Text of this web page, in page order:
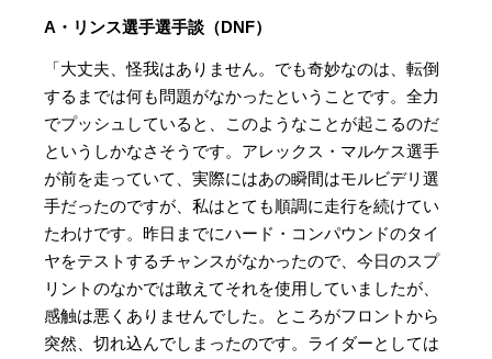
A・リンス選手選手談（DNF）
「大丈夫、怪我はありません。でも奇妙なのは、転倒
するまでは何も問題がなかったということです。全力
でプッシュしていると、このようなことが起こるのだ
というしかなさそうです。アレックス・マルケス選手
が前を走っていて、実際にはあの瞬間はモルビデリ選
手だったのですが、私はとても順調に走行を続けてい
たわけです。昨日までにハード・コンパウンドのタイ
ヤをテストするチャンスがなかったので、今日のスプ
リントのなかでは敢えてそれを使用していましたが、
感触は悪くありませんでした。ところがフロントから
突然、切れ込んでしまったのです。ライダーとしては